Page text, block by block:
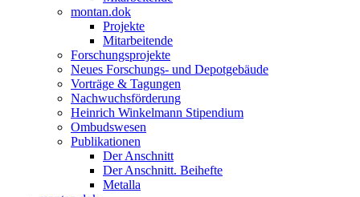
montan.dok
Projekte
Mitarbeitende
Forschungsprojekte
Neues Forschungs- und Depotgebäude
Vorträge & Tagungen
Nachwuchsförderung
Heinrich Winkelmann Stipendium
Ombudswesen
Publikationen
Der Anschnitt
Der Anschnitt. Beihefte
Metalla